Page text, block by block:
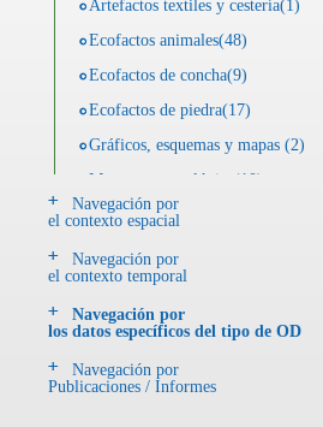
Artefactos textiles y cestería(1)
Ecofactos animales(48)
Ecofactos de concha(9)
Ecofactos de piedra(17)
Gráficos, esquemas y mapas (2)
Muestra arqueológica(10)
Publicaciones / Materiales(46)
Registro de restos óseos humanos
(huesos)(18)
(individuos)(114)
estratigráficas(411)
Navegación por
el contexto espacial
Navegación por
el contexto temporal
Navegación por
los datos específicos del tipo de OD
Navegación por
Publicaciones / Informes